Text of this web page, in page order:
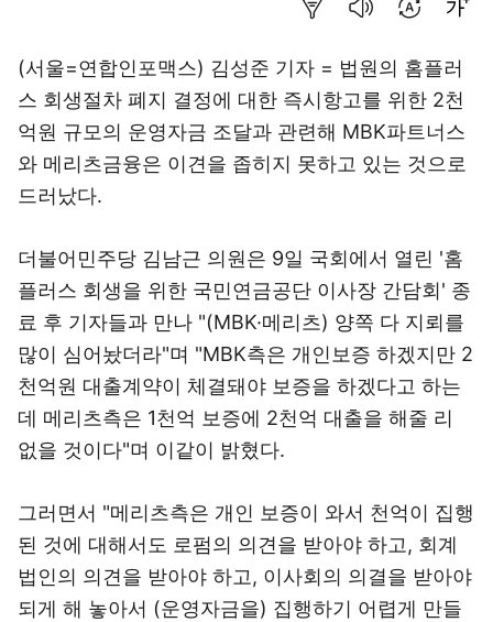
(서울=연합인포맥스) 김성준 기자 = 법원의 홈플러
스 회생절차 폐지 결정에 대한 즉시항고를 위한 2천
억원 규모의 운영자금 조달과 관련해 MBK파트너스
와 메리츠금융은 이견을 좁히지 못하고 있는 것으로
드러났다.
더불어민주당 김남근 의원은 9일 국회에서 열린 '홈
플러스 회생을 위한 국민연금공단 이사장 간담회' 종
료 후 기자들과 만나 "(MBK·메리츠) 양쪽 다 지뢰를
많이 심어놨더라"며 "MBK측은 개인보증 하겠지만 2
천억원 대출계약이 체결돼야 보증을 하겠다고 하는
데 메리츠측은 1천억 보증에 2천억 대출을 해줄 리
없을 것이다"며 이같이 밝혔다.
그러면서 "메리츠측은 개인 보증이 와서 천억이 집행
된 것에 대해서도 로펌의 의견을 받아야 하고, 회계
법인의 의견을 받아야 하고, 이사회의 의결을 받아야
되게 해 놓아서 (운영자금을) 집행하기 어렵게 만들